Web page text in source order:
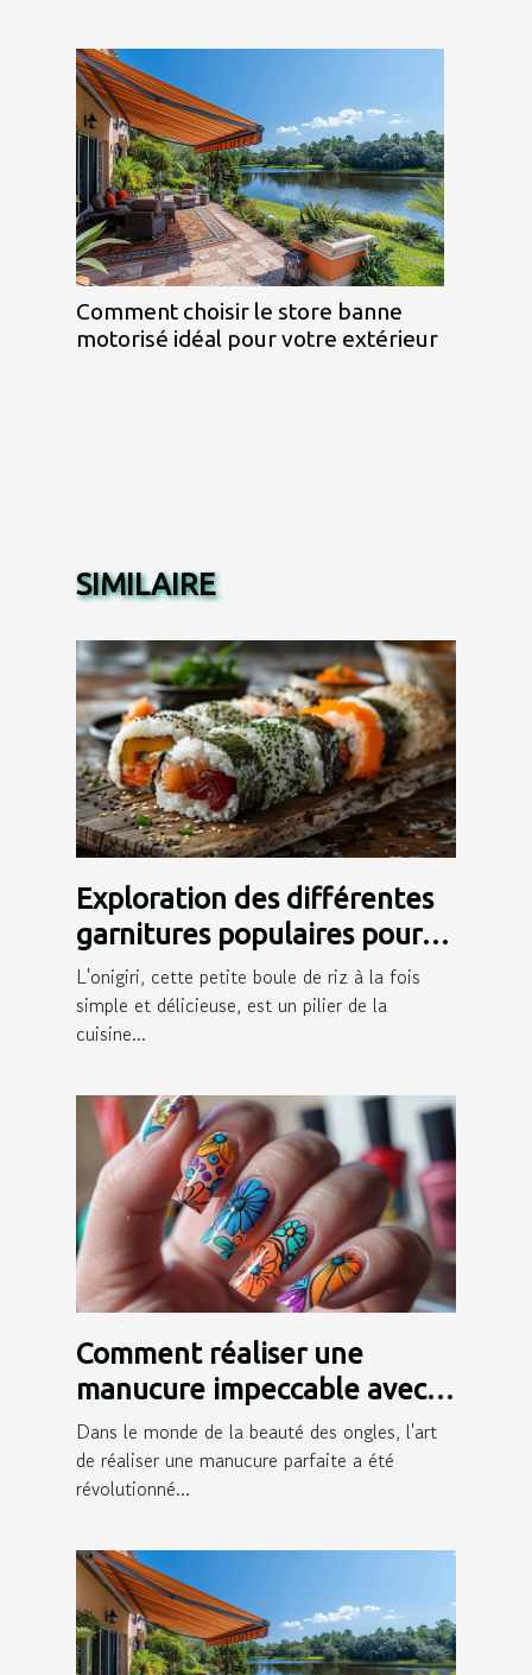
Comment choisir le store banne
motorisé idéal pour votre extérieur
SIMILAIRE
Exploration des différentes
garnitures populaires pour
onigiri
L'onigiri, cette petite boule de riz à la fois
simple et délicieuse, est un pilier de la
cuisine...
Comment réaliser une
manucure impeccable avec
des autocollants pour ongles
Dans le monde de la beauté des ongles, l'art
de réaliser une manucure parfaite a été
révolutionné...